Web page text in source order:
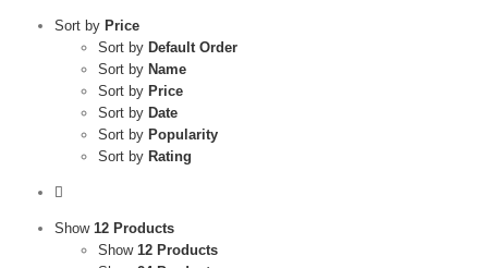
Sort by Price
Sort by Default Order
Sort by Name
Sort by Price
Sort by Date
Sort by Popularity
Sort by Rating
Show 12 Products
Show 12 Products